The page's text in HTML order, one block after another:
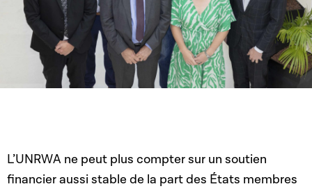
L’UNRWA ne peut plus compter sur un soutien
financier aussi stable de la part des États membres